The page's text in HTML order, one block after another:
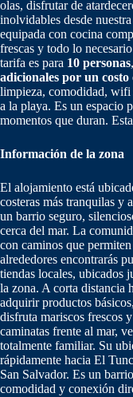
olas, disfrutar de
inolvidables desde
equipada con cocina
frescas y todo lo
tarifa es para 10 personas
adicionales por un costo
limpieza, comodidad, wifi
a la playa. Es un espacio
momentos que duran.
Información de la zona
El alojamiento está
costeras más tranquilas y
un barrio seguro,
cerca del mar. La
con caminos que
alrededores encontrarás
tiendas locales, ubicados
la zona. A corta distancia
adquirir productos
disfruta mariscos frescos
caminatas frente al mar,
totalmente familiar. Su
rápidamente hacia El
San Salvador. Es un
comodidad y conexión